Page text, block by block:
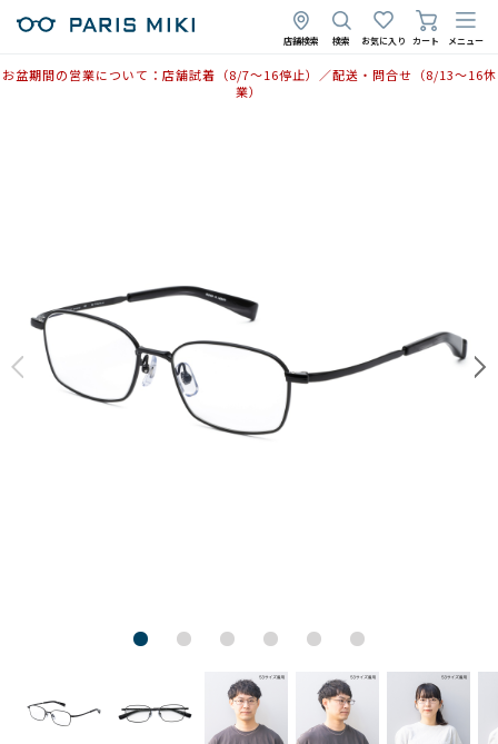
店舗検索 検索 お気に入り カート メニュー
お盆期間の営業について：店舗試着（8/7〜16停止）／配送・問合せ（8/13〜16休
業）